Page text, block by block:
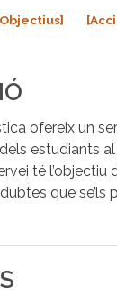
ofereix un
estudiants
té l’objectiu
que se’ls